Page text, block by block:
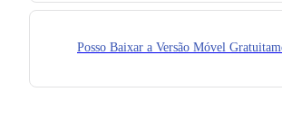
Posso Baixar a Versão Móvel